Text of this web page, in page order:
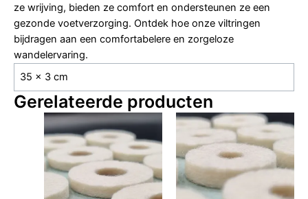
ze wrijving, bieden ze comfort en ondersteunen ze een
gezonde voetverzorging. Ontdek hoe onze viltringen
bijdragen aan een comfortabelere en zorgeloze
wandelervaring.
35 × 3 cm
Gerelateerde producten
Dit
meerdere
variaties.
Dit
heeft